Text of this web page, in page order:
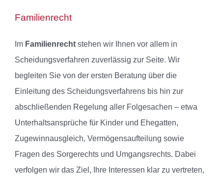
Familienrecht
Im Familienrecht stehen wir Ihnen vor allem in
Scheidungsverfahren zuverlässig zur Seite. Wir
begleiten Sie von der ersten Beratung über die
Einleitung des Scheidungsverfahrens bis hin zur
abschließenden Regelung aller Folgesachen – etwa
Unterhaltsansprüche für Kinder und Ehegatten,
Zugewinnausgleich, Vermögensaufteilung sowie
Fragen des Sorgerechts und Umgangsrechts. Dabei
verfolgen wir das Ziel, Ihre Interessen klar zu vertreten,